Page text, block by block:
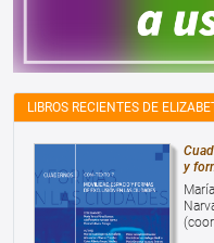
LIBROS RECIENTES DE
y